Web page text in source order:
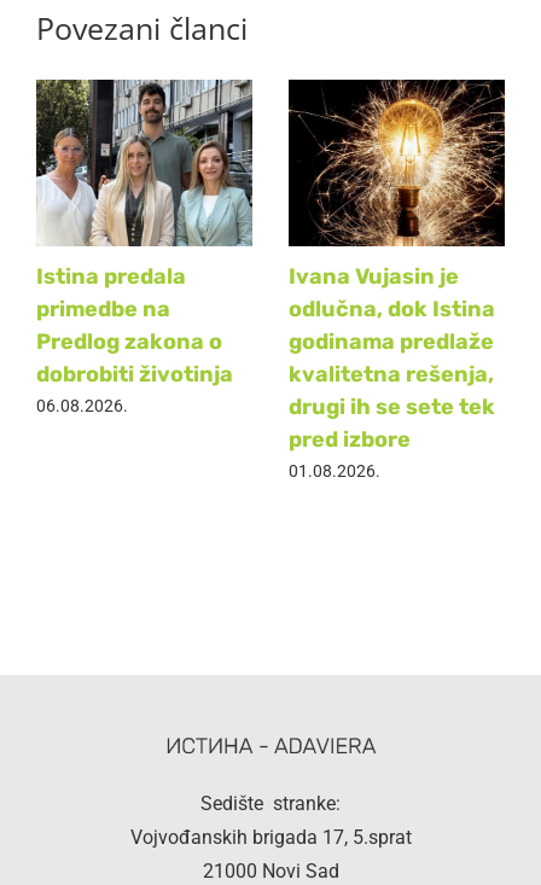
Povezani članci
Istina predala
primedbe na
Predlog zakona o
dobrobiti životinja
06.08.2026.
Ivana Vujasin je
odlučna, dok Istina
godinama predlaže
kvalitetna rešenja,
drugi ih se sete tek
pred izbore
01.08.2026.
Sedište stranke:
Vojvođanskih brigada 17, 5.sprat
21000 Novi Sad